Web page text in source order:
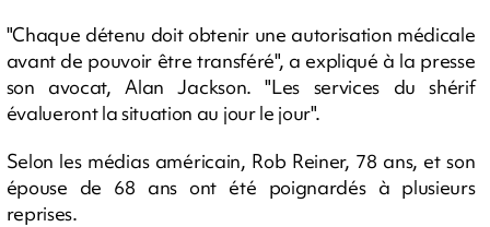
"Chaque détenu doit obtenir une autorisation médicale
avant de pouvoir être transféré", a expliqué à la presse
son avocat, Alan Jackson. "Les services du shérif
évalueront la situation au jour le jour".
Selon les médias américain, Rob Reiner, 78 ans, et son
épouse de 68 ans ont été poignardés à plusieurs
reprises.